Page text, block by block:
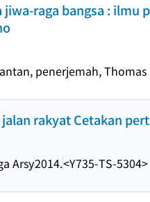
jiwa-raga bangsa : ilmu
penerjemah,
rakyat Cetakan
Arsy2014.<Y735-TS-5304>